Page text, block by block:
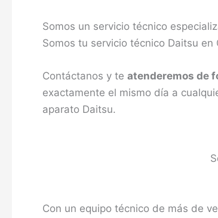
Somos un servicio técnico
Somos tu servicio técnico Daitsu en
Contáctanos y te atenderemos de
exactamente el mismo día a
aparato Daitsu.
Con un equipo técnico de más de